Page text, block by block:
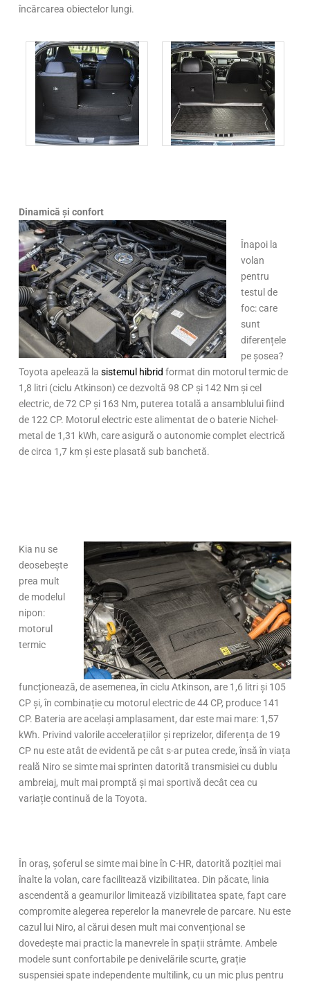
încărcarea obiectelor lungi.
Dinamică și confort
Înapoi la
volan
pentru
testul de
foc: care
sunt
diferențele
pe șosea?
Toyota apelează lasistemul hibrid format din motorul termic de
1,8 litri (ciclu Atkinson) ce dezvoltă 98 CP și 142 Nm și cel
electric, de 72 CP și 163 Nm, puterea totală a ansamblului fiind
de 122 CP. Motorul electric este alimentat de o baterie Nichel-
metal de 1,31 kWh, care asigură o autonomie complet electrică
de circa 1,7 km și este plasată sub banchetă.
Kia nu se
deosebește
prea mult
de modelul
nipon:
motorul
termic
funcționează, de asemenea, în ciclu Atkinson, are 1,6 litri și 105
CP și, în combinație cu motorul electric de 44 CP, produce 141
CP. Bateria are același amplasament, dar este mai mare: 1,57
kWh. Privind valorile accelerațiilor și reprizelor, diferența de 19
CP nu este atât de evidentă pe cât s-ar putea crede, însă în viața
reală Niro se simte mai sprinten datorită transmisiei cu dublu
ambreiaj, mult mai promptă și mai sportivă decât cea cu
variație continuă de la Toyota.
În oraș, șoferul se simte mai bine în C-HR, datorită poziției mai
înalte la volan, care facilitează vizibilitatea. Din păcate, linia
ascendentă a geamurilor limitează vizibilitatea spate, fapt care
compromite alegerea reperelor la manevrele de parcare. Nu este
cazul lui Niro, al cărui desen mult mai convențional se
dovedește mai practic la manevrele în spații strâmte. Ambele
modele sunt confortabile pe denivelările scurte, grație
suspensiei spate independente multilink, cu un mic plus pentru